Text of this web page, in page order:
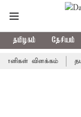
தமிழகம் தேசியம்
விளக்கம் தமிழக